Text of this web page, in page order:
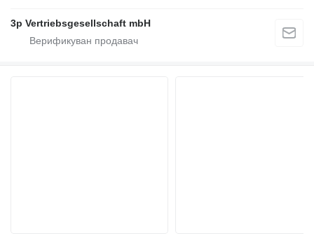
3p Vertriebsgesellschaft mbH